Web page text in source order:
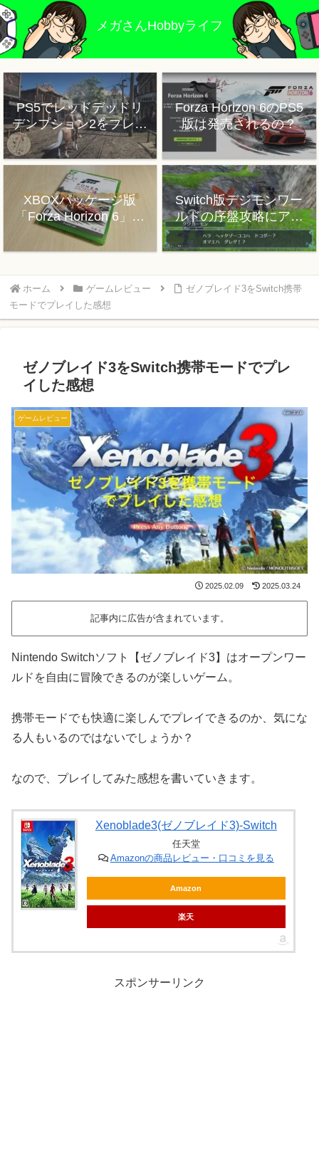
メガさんHobbyライフ
PS5でレッドデッドリ
デンプション2をプレイ
した感想
Forza Horizon 6のPS5
版は発売されるの？
XBOXパッケージ版
「Forza Horizon 6」プ
レイレビュー
Switch版デジモンワー
ルドの序盤攻略にアド
バイス
ホーム ゲームレビュー
ゼノブレイド3をSwitch携帯
モードでプレイした感想
ゼノブレイド3をSwitch携帯モードでプレ
イした感想
ゲームレビュー
2025.02.09 2025.03.24
記事内に広告が含まれています。
Nintendo Switchソフト【ゼノブレイド3】はオープンワー
ルドを自由に冒険できるのが楽しいゲーム。
携帯モードでも快適に楽しんでプレイできるのか、気にな
る人もいるのではないでしょうか？
なので、プレイしてみた感想を書いていきます。
Xenoblade3(ゼノブレイド3)-Switch
任天堂
Amazonの商品レビュー・口コミを見る
Amazon
楽天
スポンサーリンク